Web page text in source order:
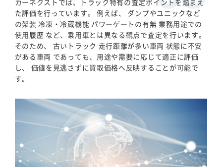
た評価を行っています。 例えば、 ダンプやユニックなど
の架装 冷凍・冷蔵機能 パワーゲートの有無 業務用途での
使用履歴 など、乗用車とは異なる観点で査定を行います。
そのため、 古いトラック 走行距離が多い車両 状態に不安
がある車両 であっても、用途や需要に応じて適正に評価
し、 価値を見逃さずに買取価格へ反映することが可能で
す。